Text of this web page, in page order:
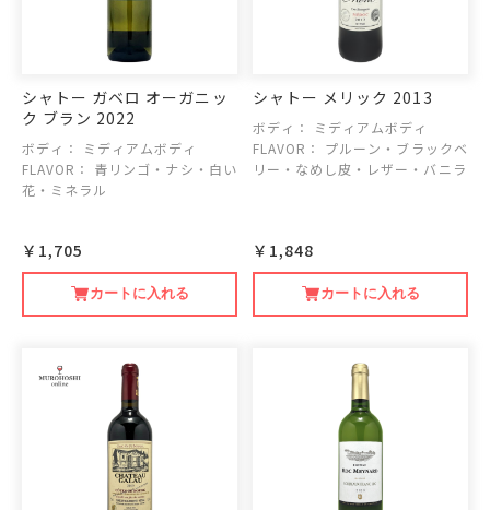
シャトー ガベロ オーガニッ
ク ブラン 2022
ボディ：
ミディアムボディ
FLAVOR：
青リンゴ・ナシ・白い
花・ミネラル
￥1,705
カートに入れる
シャトー メリック 2013
ボディ：
ミディアムボディ
FLAVOR：
プルーン・ブラックベ
リー・なめし皮・レザー・バニラ
￥1,848
カートに入れる